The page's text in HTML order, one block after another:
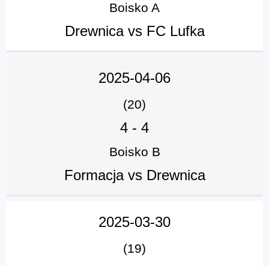
Boisko A
Drewnica vs FC Lufka
2025-04-06
(20)
4 - 4
Boisko B
Formacja vs Drewnica
2025-03-30
(19)